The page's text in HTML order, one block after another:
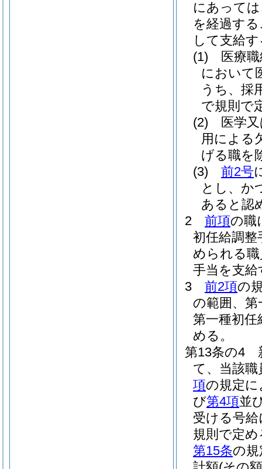
にあって
を経過す
して支給
(1)
医療
において
うち、採
で規則で
(2)
医学
用による
げる職を
(3)
前2号
とし、か
あると認
2
前項の職
初任給調
められる
手当を支給
3
前2項の
の範囲、第
第一種初任
める。
第13条の4
て、当該
項の規定
び第4項並
受ける号
規則で定
第15条の規